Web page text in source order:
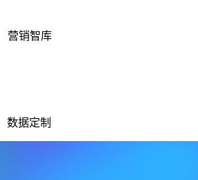
营销智库
数据定制